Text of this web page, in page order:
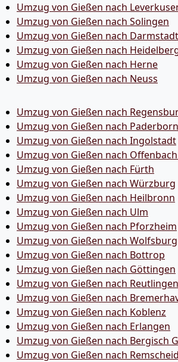
Umzug von Gießen nach
Umzug von Gießen nach Solingen
Umzug von Gießen nach Darmstadt
Umzug von Gießen nach
Umzug von Gießen nach Herne
Umzug von Gießen nach Neuss
Umzug von Gießen nach
Umzug von Gießen nach Paderborn
Umzug von Gießen nach Ingolstadt
Umzug von Gießen nach
Umzug von Gießen nach Fürth
Umzug von Gießen nach Würzburg
Umzug von Gießen nach Heilbronn
Umzug von Gießen nach Ulm
Umzug von Gießen nach Pforzheim
Umzug von Gießen nach Wolfsburg
Umzug von Gießen nach Bottrop
Umzug von Gießen nach Göttingen
Umzug von Gießen nach Reutlingen
Umzug von Gießen nach
Umzug von Gießen nach Koblenz
Umzug von Gießen nach Erlangen
Umzug von Gießen nach Bergisch
Umzug von Gießen nach Remscheid